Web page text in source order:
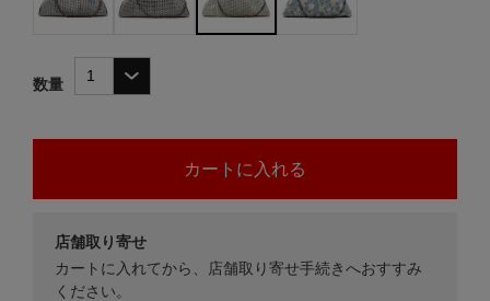
数量
店舗取り寄せ
カートに入れてから、店舗取り寄せ手続きへおすすみ
ください。